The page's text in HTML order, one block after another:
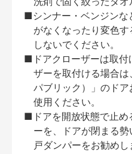
■シンナー・ベンジンな
がなくなったり変色
しないでください。
■ドアクローザーは取付
ザーを取付ける場合
パブリック）」のド
使用ください。
■ドアを開放状態で止め
ーを、ドアが閉まる
戸ダンパーをお勧めし